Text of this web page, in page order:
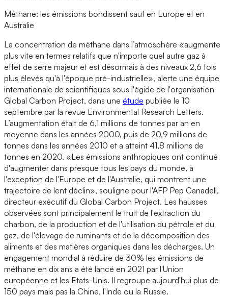
Méthane: les émissions bondissent sauf en Europe et en
Australie
La concentration de méthane dans l’atmosphère «augmente
plus vite en termes relatifs que n'importe quel autre gaz à
effet de serre majeur et est désormais à des niveaux 2,6 fois
plus élevés qu'à l'époque pré-industrielle», alerte une équipe
internationale de scientifiques sous l'égide de l'organisation
Global Carbon Project, dans une étude publiée le 10
septembre par la revue Environmental Research Letters.
L’augmentation était de 6,1 millions de tonnes par an en
moyenne dans les années 2000, puis de 20,9 millions de
tonnes dans les années 2010 et a atteint 41,8 millions de
tonnes en 2020. «Les émissions anthropiques ont continué
d'augmenter dans presque tous les pays du monde, à
l'exception de l'Europe et de l'Australie, qui montrent une
trajectoire de lent déclin», souligne pour l'AFP Pep Canadell,
directeur exécutif du Global Carbon Project. Les hausses
observées sont principalement le fruit de l'extraction du
charbon, de la production et de l'utilisation du pétrole et du
gaz, de l'élevage de ruminants et de la décomposition des
aliments et des matières organiques dans les décharges. Un
engagement mondial à réduire de 30% les émissions de
méthane en dix ans a été lancé en 2021 par l'Union
européenne et les Etats-Unis. Il regroupe aujourd'hui plus de
150 pays mais pas la Chine, l'Inde ou la Russie.